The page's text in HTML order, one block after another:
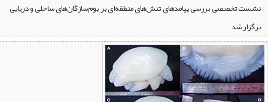
نشست تخصصی بررسی پیامدهای تنش‌های منطقه‌ای بر بوم‌سازگان‌های ساحلی و دریایی
برگزار شد